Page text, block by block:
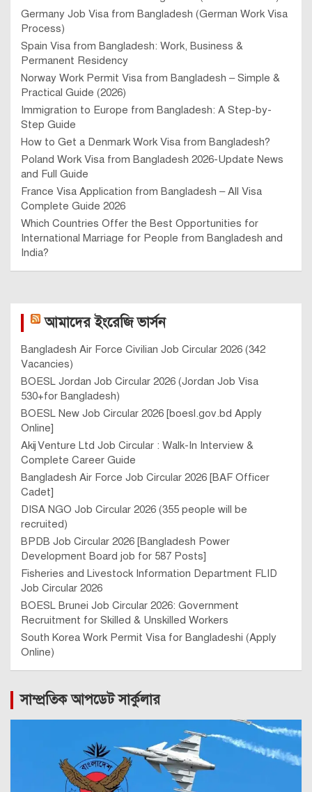
Germany Job Visa from Bangladesh (German Work Visa
Process)
Spain Visa from Bangladesh: Work, Business &
Permanent Residency
Norway Work Permit Visa from Bangladesh – Simple &
Practical Guide (2026)
Immigration to Europe from Bangladesh: A Step-by-
Step Guide
How to Get a Denmark Work Visa from Bangladesh?
Poland Work Visa from Bangladesh 2026-Update News
and Full Guide
France Visa Application from Bangladesh – All Visa
Complete Guide 2026
Which Countries Offer the Best Opportunities for
International Marriage for People from Bangladesh and
India?
আমাদের ইংরেজি ভার্সন
Bangladesh Air Force Civilian Job Circular 2026 (342
Vacancies)
BOESL Jordan Job Circular 2026 (Jordan Job Visa
530+for Bangladesh)
BOESL New Job Circular 2026 [boesl.gov.bd Apply
Online]
Akij Venture Ltd Job Circular : Walk-In Interview &
Complete Career Guide
Bangladesh Air Force Job Circular 2026 [BAF Officer
Cadet]
DISA NGO Job Circular 2026 (355 people will be
recruited)
BPDB Job Circular 2026 [Bangladesh Power
Development Board job for 587 Posts]
Fisheries and Livestock Information Department FLID
Job Circular 2026
BOESL Brunei Job Circular 2026: Government
Recruitment for Skilled & Unskilled Workers
South Korea Work Permit Visa for Bangladeshi (Apply
Online)
সাম্প্রতিক আপডেট সার্কুলার